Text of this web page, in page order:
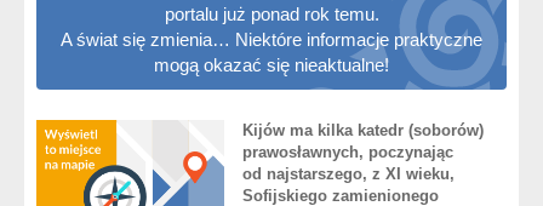
portalu już ponad rok temu.
A świat się zmienia… Niektóre informacje praktyczne
mogą okazać się nieaktualne!
Kijów ma kilka katedr (soborów)
prawosławnych, poczynając
od najstarszego, z XI wieku,
Sofijskiego zamienionego